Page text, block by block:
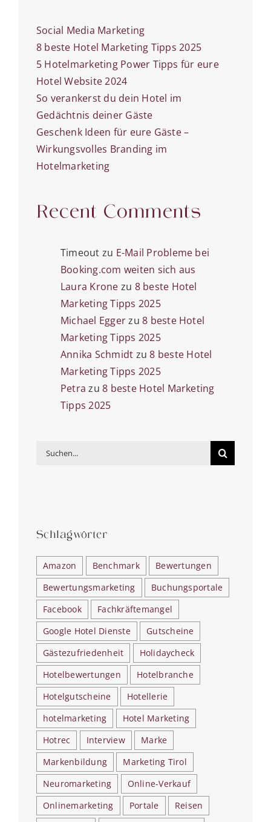
Social Media Marketing
8 beste Hotel Marketing Tipps 2025
5 Hotelmarketing Power Tipps für eure
Hotel Website 2024
So verankerst du dein Hotel im
Gedächtnis deiner Gäste
Geschenk Ideen für eure Gäste –
Wirkungsvolles Branding im
Hotelmarketing
Recent Comments
Timeout zu E-Mail Probleme bei
Booking.com weiten sich aus
Laura Krone zu 8 beste Hotel
Marketing Tipps 2025
Michael Eggerzu8 beste Hotel
Marketing Tipps 2025
Annika Schmidt zu8 beste Hotel
Marketing Tipps 2025
Petra zu8 beste Hotel Marketing
Tipps 2025
Suche
Schlagwörter
Amazon Benchmark
Bewertungen
Bewertungsmarketing
Buchungsportale
Facebook
Fachkräftemangel
Google Hotel Dienste
Gutscheine
Gästezufriedenheit
Holidaycheck
Hotelbewertungen
Hotelbranche
Hotelgutscheine
Hotellerie
hotelmarketing
Hotel Marketing
Hotrec
Interview
Marke
Markenbildung
Marketing Tirol
Neuromarketing
Online-Verkauf
Onlinemarketing
Portale
Reisen